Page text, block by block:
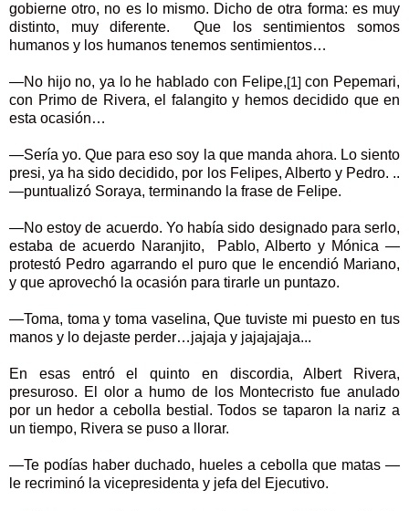
gobierne otro, no es lo mismo. Dicho de otra forma: es muy
distinto, muy diferente. Que los sentimientos somos
humanos y los humanos tenemos sentimientos…
—No hijo no, ya lo he hablado con Felipe,[1] con Pepemari,
con Primo de Rivera, el falangito y hemos decidido que en
esta ocasión…
—Sería yo. Que para eso soy la que manda ahora. Lo siento
presi, ya ha sido decidido, por los Felipes, Alberto y Pedro. ..
—puntualizó Soraya, terminando la frase de Felipe.
—No estoy de acuerdo. Yo había sido designado para serlo,
estaba de acuerdo Naranjito, Pablo, Alberto y Mónica —
protestó Pedro agarrando el puro que le encendió Mariano,
y que aprovechó la ocasión para tirarle un puntazo.
—Toma, toma y toma vaselina, Que tuviste mi puesto en tus
manos y lo dejaste perder…jajaja y jajajajaja...
En esas entró el quinto en discordia, Albert Rivera,
presuroso. El olor a humo de los Montecristo fue anulado
por un hedor a cebolla bestial. Todos se taparon la nariz a
un tiempo, Rivera se puso a llorar.
—Te podías haber duchado, hueles a cebolla que matas —
le recriminó la vicepresidenta y jefa del Ejecutivo.